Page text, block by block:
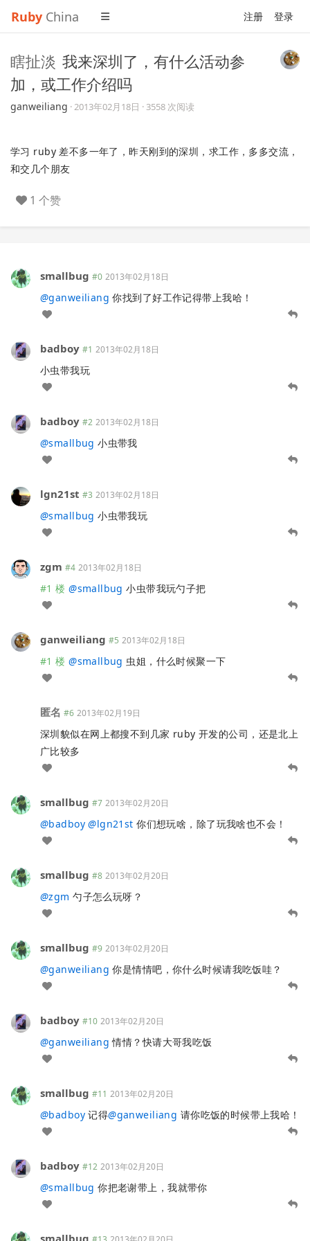
Ruby China 注册 登录
瞎扯淡 我来深圳了，有什么活动参
加，或工作介绍吗
ganweiliang ·2013年02月18日 · 3558 次阅读
学习 ruby 差不多一年了，昨天刚到的深圳，求工作，多多交流，
和交几个朋友
1 个赞
smallbug #0 2013年02月18日
@ganweiliang 你找到了好工作记得带上我哈！
badboy #1 2013年02月18日
小虫带我玩
badboy #2 2013年02月18日
@smallbug 小虫带我
lgn21st #3 2013年02月18日
@smallbug 小虫带我玩
zgm #4 2013年02月18日
#1 楼 @smallbug 小虫带我玩勺子把
ganweiliang #5 2013年02月18日
#1 楼 @smallbug 虫姐，什么时候聚一下
匿名 #6 2013年02月19日
深圳貌似在网上都搜不到几家 ruby 开发的公司，还是北上
广比较多
smallbug #7 2013年02月20日
@badboy @lgn21st 你们想玩啥，除了玩我啥也不会！
smallbug #8 2013年02月20日
@zgm 勺子怎么玩呀？
smallbug #9 2013年02月20日
@ganweiliang 你是情情吧，你什么时候请我吃饭哇？
badboy #10 2013年02月20日
@ganweiliang 情情？快请大哥我吃饭
smallbug #11 2013年02月20日
@badboy记得@ganweiliang 请你吃饭的时候带上我哈！
badboy #12 2013年02月20日
@smallbug 你把老谢带上，我就带你
smallbug